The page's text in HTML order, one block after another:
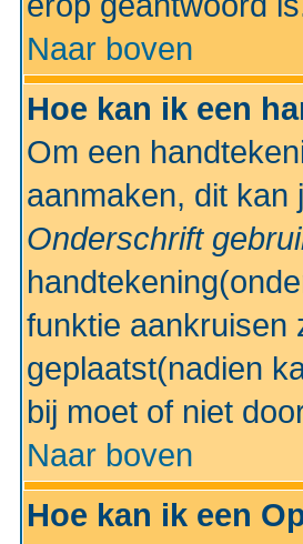
Naar boven
Hoe kan ik een
Om een
aanmaken, dit kan
Onderschrift
funktie aankruisen
geplaatst(nadien
bij moet of niet
Naar boven
Hoe kan ik een